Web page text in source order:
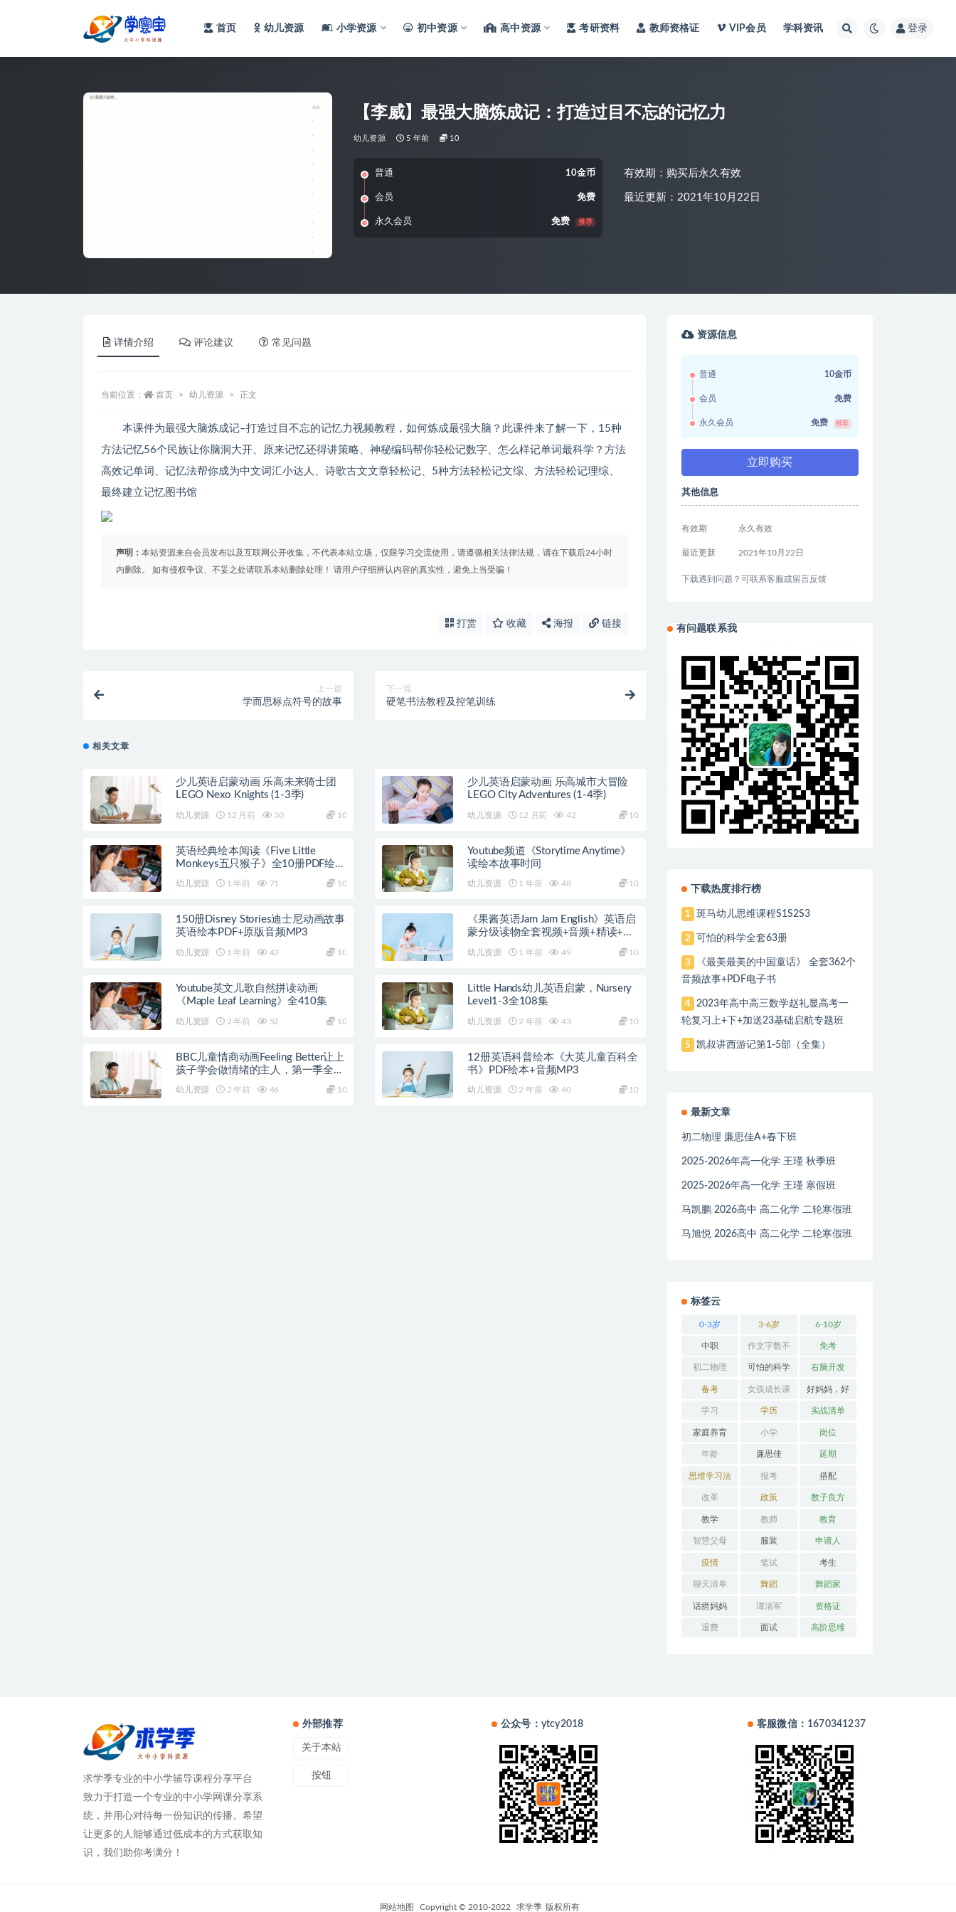
首页 幼儿资源 小学资源 初中资源 高中资源 考研资料 教师资格证 VIP会员 学科资讯 登录
【李威】最强大脑炼成记：打造过目不忘的记忆力
幼儿资源 5 年前 10
普通 10金币
会员 免费
永久会员 免费 推荐
有效期：购买后永久有效
最近更新：2021年10月22日
详情介绍 评论建议 常见问题
当前位置： 首页 幼儿资源 正文
本课件为最强大脑炼成记–打造过目不忘的记忆力视频教程，如何炼成最强大脑？此课件来了解一下，15种
方法记忆56个民族让你脑洞大开、原来记忆还得讲策略、神秘编码帮你轻松记数字、怎么样记单词最科学？方法
高效记单词、记忆法帮你成为中文词汇小达人、诗歌古文文章轻松记、5种方法轻松记文综、方法轻松记理综、
最终建立记忆图书馆
声明： 本站资源来自会员发布以及互联网公开收集，不代表本站立场，仅限学习交流使用，请遵循相关法律法规，请在下载后24小时
内删除。 如有侵权争议、不妥之处请联系本站删除处理！ 请用户仔细辨认内容的真实性，避免上当受骗！
打赏 收藏 海报 链接
上一篇
学而思标点符号的故事
下一篇
硬笔书法教程及控笔训练
相关文章
少儿英语启蒙动画 乐高未来骑士团
LEGO Nexo Knights (1-3季)
幼儿资源 12 月前 30 10
少儿英语启蒙动画 乐高城市大冒险
LEGO City Adventures (1-4季)
幼儿资源 12 月前 42 10
英语经典绘本阅读《Five Little
Monkeys五只猴子》全10册PDF绘本
幼儿资源 1 年前 71 10
Youtube频道《Storytime Anytime》
读绘本故事时间
幼儿资源 1 年前 48 10
150册Disney Stories迪士尼动画故事
英语绘本PDF+原版音频MP3
幼儿资源 1 年前 43 10
《果酱英语Jam Jam English》英语启
蒙分级读物全套视频+音频+精读+教
幼儿资源 1 年前 49 10
Youtube英文儿歌自然拼读动画
《Maple Leaf Learning》全410集
幼儿资源 2 年前 52 10
Little Hands幼儿英语启蒙，Nursery
Level1-3全108集
幼儿资源 2 年前 43 10
BBC儿童情商动画Feeling Better让上
孩子学会做情绪的主人，第一季全25
幼儿资源 2 年前 46 10
12册英语科普绘本《大英儿童百科全
书》PDF绘本+音频MP3
幼儿资源 2 年前 40 10
资源信息
普通 10金币
会员 免费
永久会员 免费 推荐
立即购买
其他信息
有效期 永久有效
最近更新 2021年10月22日
下载遇到问题？可联系客服或留言反馈
有问题联系我
下载热度排行榜
1 斑马幼儿思维课程S1S2S3
2 可怕的科学全套63册
3
《最美最美的中国童话》 全套362个
音频故事+PDF电子书
4
2023年高中高三数学赵礼显高考一
轮复习上+下+加送23基础启航专题班
5 凯叔讲西游记第1-5部（全集）
最新文章
初二物理 廉思佳A+春下班
2025-2026年高一化学 王瑾 秋季班
2025-2026年高一化学 王瑾 寒假班
马凯鹏 2026高中 高二化学 二轮寒假班
马旭悦 2026高中 高二化学 二轮寒假班
标签云
0-3岁 3-6岁 6-10岁
中职 作文字数不
够
免考
初二物理 可怕的科学 右脑开发
备考 女孩成长课
堂
好妈妈，好
办法
学习 学历 实战清单
家庭养育 小学 岗位
年龄 廉思佳 延期
思维学习法 报考 搭配
改革 政策 教子良方
教学 教师 教育
智慧父母 服装 申请人
疫情 笔试 考生
聊天清单 舞蹈 舞蹈家
话痨妈妈 谭清军 资格证
退费 面试 高阶思维
求学季专业的中小学辅导课程分享平台
致力于打造一个专业的中小学网课分享系
统，并用心对待每一份知识的传播。希望
让更多的人能够通过低成本的方式获取知
识，我们助你考满分！
外部推荐
关于本站
按钮
公众号：ytcy2018 客服微信：1670341237
网站地图 Copyright © 2010-2022 求学季 版权所有